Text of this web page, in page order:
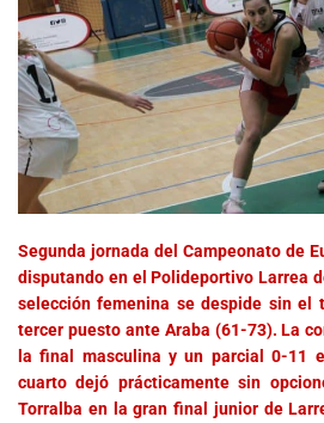
Segunda jornada del Campeonato de
disputando en el Polideportivo Larrea
selección femenina se despide sin el
tercer puesto ante Araba (61-73). La
la final masculina y un parcial 0-11
cuarto dejó prácticamente sin
Torralba en la gran final junior de